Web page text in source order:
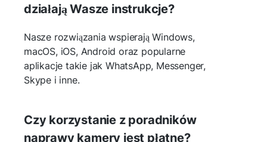
działają Wasze instrukcje?
Nasze rozwiązania wspierają Windows,
macOS, iOS, Android oraz popularne
aplikacje takie jak WhatsApp, Messenger,
Skype i inne.
Czy korzystanie z poradników
naprawy kamery jest płatne?